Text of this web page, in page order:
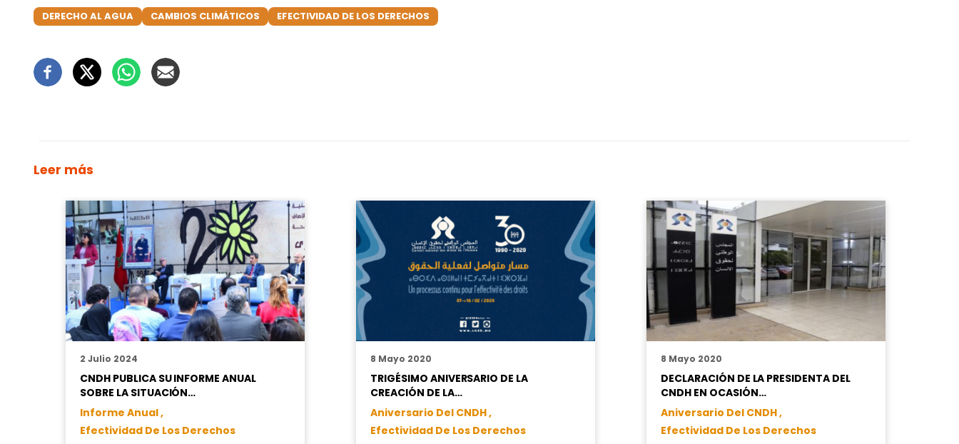
DERECHO AL AGUA CAMBIOS CLIMÁTICOS EFECTIVIDAD DE LOS DERECHOS
Leer más
2 Julio 2024
CNDH PUBLICA SU INFORME ANUAL
SOBRE LA SITUACIÓN…
Informe Anual ,
Efectividad De Los Derechos
8 Mayo 2020
TRIGÉSIMO ANIVERSARIO DE LA
CREACIÓN DE LA…
Aniversario Del CNDH ,
Efectividad De Los Derechos
8 Mayo 2020
DECLARACIÓN DE LA PRESIDENTA DEL
CNDH EN OCASIÓN…
Aniversario Del CNDH ,
Efectividad De Los Derechos